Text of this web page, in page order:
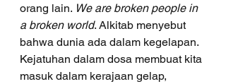
orang lain. We are broken people in
a broken world. Alkitab menyebut
bahwa dunia ada dalam kegelapan.
Kejatuhan dalam dosa membuat kita
masuk dalam kerajaan gelap,